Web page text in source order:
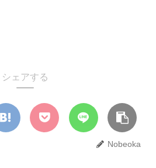
シェアする
Nobeoka